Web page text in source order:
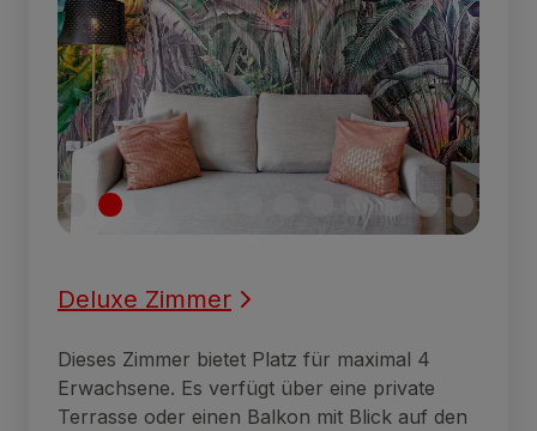
Deluxe Zimmer
Dieses Zimmer bietet Platz für maximal 4
Erwachsene. Es verfügt über eine private
Terrasse oder einen Balkon mit Blick auf den